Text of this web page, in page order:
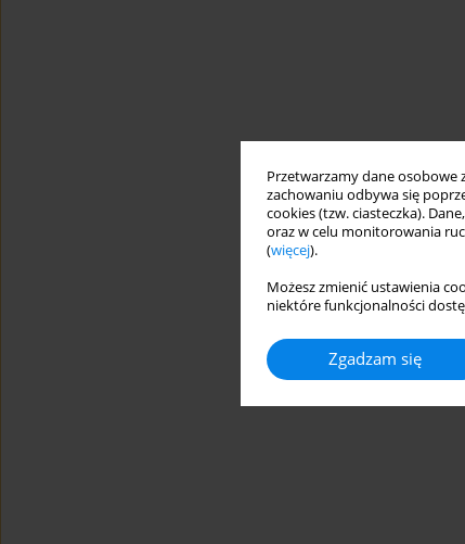
Przetwarzamy dane osobowe
zachowaniu odbywa się
cookies (tzw. ciasteczka).
oraz w celu monitorowania
(więcej).
Możesz zmienić ustawienia
niektóre funkcjonalności
Zgadzam się